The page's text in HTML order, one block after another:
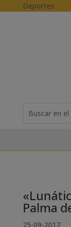
Skip to content
Deportes
for...
Palma
25-09-2017